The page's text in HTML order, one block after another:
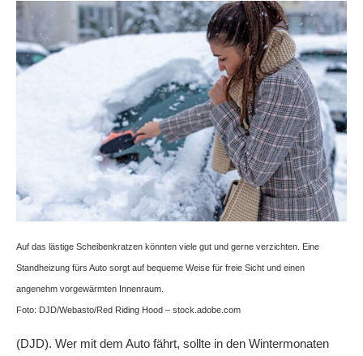
Auf das lästige Scheibenkratzen könnten viele gut und gerne verzichten. Eine
Standheizung fürs Auto sorgt auf bequeme Weise für freie Sicht und einen
angenehm vorgewärmten Innenraum.
Foto: DJD/Webasto/Red Riding Hood – stock.adobe.com
(DJD). Wer mit dem Auto fährt, sollte in den Wintermonaten